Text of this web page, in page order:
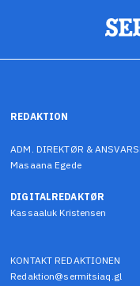
REDAKTION
ADM. DIREKTØR &
Masaana Egede
DIGITALREDAKTØR
Kassaaluk Kristensen
KONTAKT REDAKTIONEN
Redaktion@sermitsiaq.gl